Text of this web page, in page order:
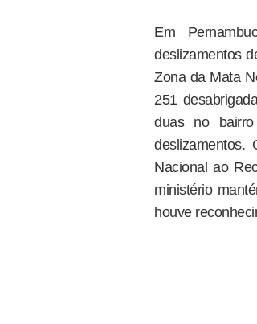
Em
deslizamentos
Zona da Mata
251
duas no
deslizamentos.
Nacional ao
ministério
houve